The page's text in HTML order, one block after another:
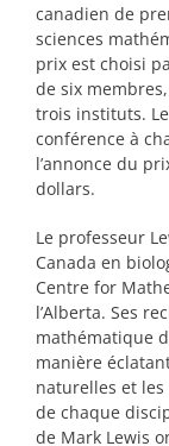
canadien de
sciences
prix est choisi
de six
trois instituts.
conférence à
l’annonce du
dollars.
Le professeur
Canada en
Centre for
l’Alberta. Ses
mathématique
manière
naturelles et
de chaque
de Mark Lewis